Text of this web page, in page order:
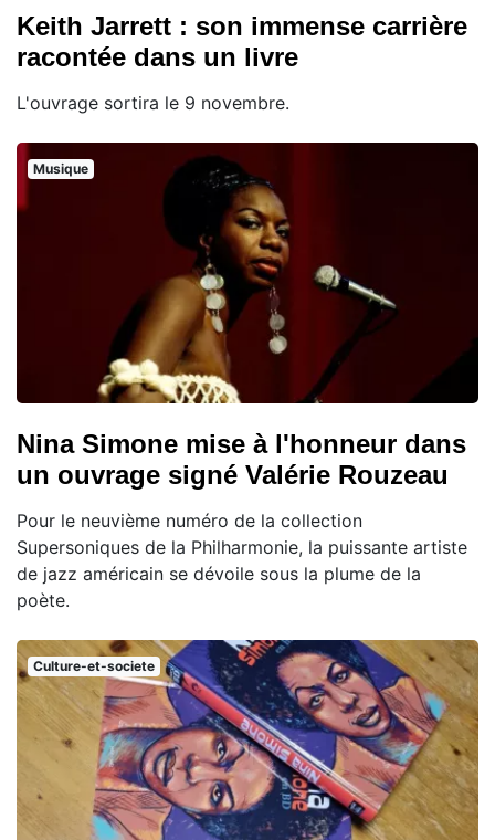
Keith Jarrett : son immense carrière
racontée dans un livre
L'ouvrage sortira le 9 novembre.
Musique
Nina Simone mise à l'honneur dans
un ouvrage signé Valérie Rouzeau
Pour le neuvième numéro de la collection
Supersoniques de la Philharmonie, la puissante artiste
de jazz américain se dévoile sous la plume de la
poète.
Culture-et-societe